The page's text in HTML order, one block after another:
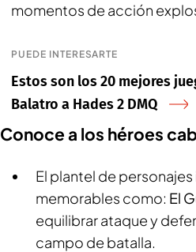
momentos de acción
PUEDE INTERESARTE
Estos son los 20 mejores
Balatro a Hades 2 DMQ
Conoce a los héroes
El plantel de
memorables como: El
equilibrar ataque y
campo de batalla.